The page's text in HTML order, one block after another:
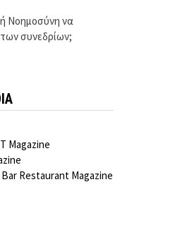
Νοημοσύνη να
συνεδρίων;
Magazine
Restaurant Magazine